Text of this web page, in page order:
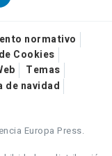
normativo
Cookies
Temas
de navidad
Europa Press.